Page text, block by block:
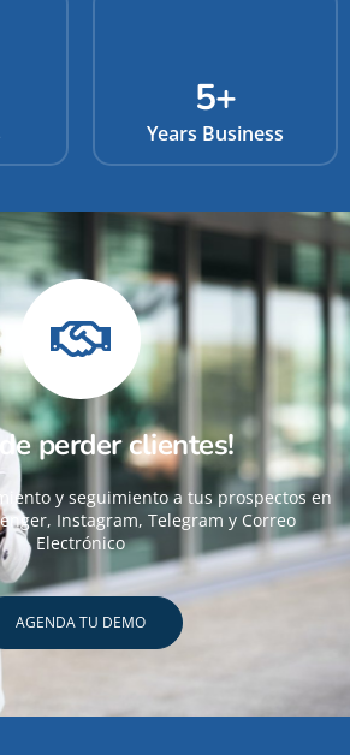
Years Business
5+
perder clientes!
y seguimiento a tus prospectos en
Instagram, Telegram y Correo
Electrónico
AGENDA TU DEMO